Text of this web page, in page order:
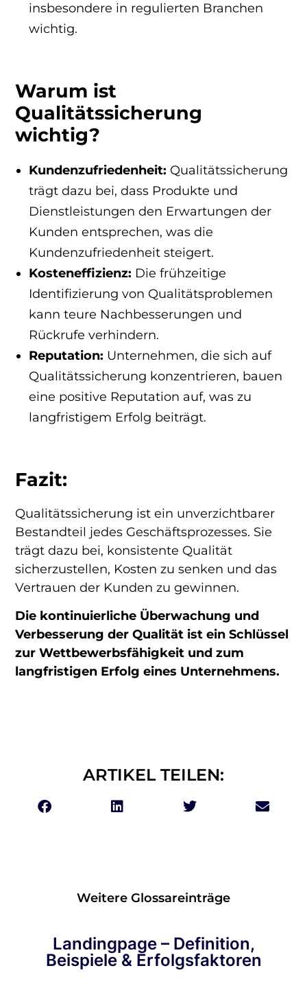
insbesondere in regulierten Branchen
wichtig.
Warum ist
Qualitätssicherung
wichtig?
Kundenzufriedenheit: Qualitätssicherung
trägt dazu bei, dass Produkte und
Dienstleistungen den Erwartungen der
Kunden entsprechen, was die
Kundenzufriedenheit steigert.
Kosteneffizienz: Die frühzeitige
Identifizierung von Qualitätsproblemen
kann teure Nachbesserungen und
Rückrufe verhindern.
Reputation: Unternehmen, die sich auf
Qualitätssicherung konzentrieren, bauen
eine positive Reputation auf, was zu
langfristigem Erfolg beiträgt.
Fazit:
Qualitätssicherung ist ein unverzichtbarer
Bestandteil jedes Geschäftsprozesses. Sie
trägt dazu bei, konsistente Qualität
sicherzustellen, Kosten zu senken und das
Vertrauen der Kunden zu gewinnen.
Die kontinuierliche Überwachung und
Verbesserung der Qualität ist ein Schlüssel
zur Wettbewerbsfähigkeit und zum
langfristigen Erfolg eines Unternehmens.
ARTIKEL TEILEN:
Weitere Glossareinträge
Landingpage – Definition,
Beispiele & Erfolgsfaktoren